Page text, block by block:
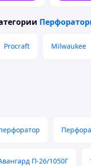
Procraft Milwaukee
П-26/1050Г